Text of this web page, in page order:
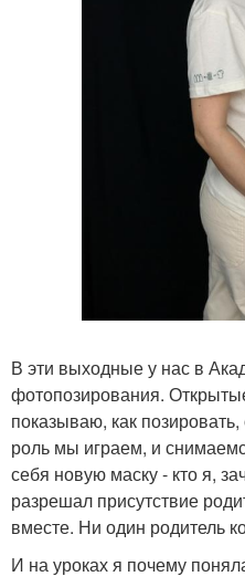
В эти выходные у нас в
фотопозирования.
показываю, как
роль мы играем, и
себя новую маску - кто я,
разрешал присутствие
вместе. Ни один родитель
И на уроках я почему